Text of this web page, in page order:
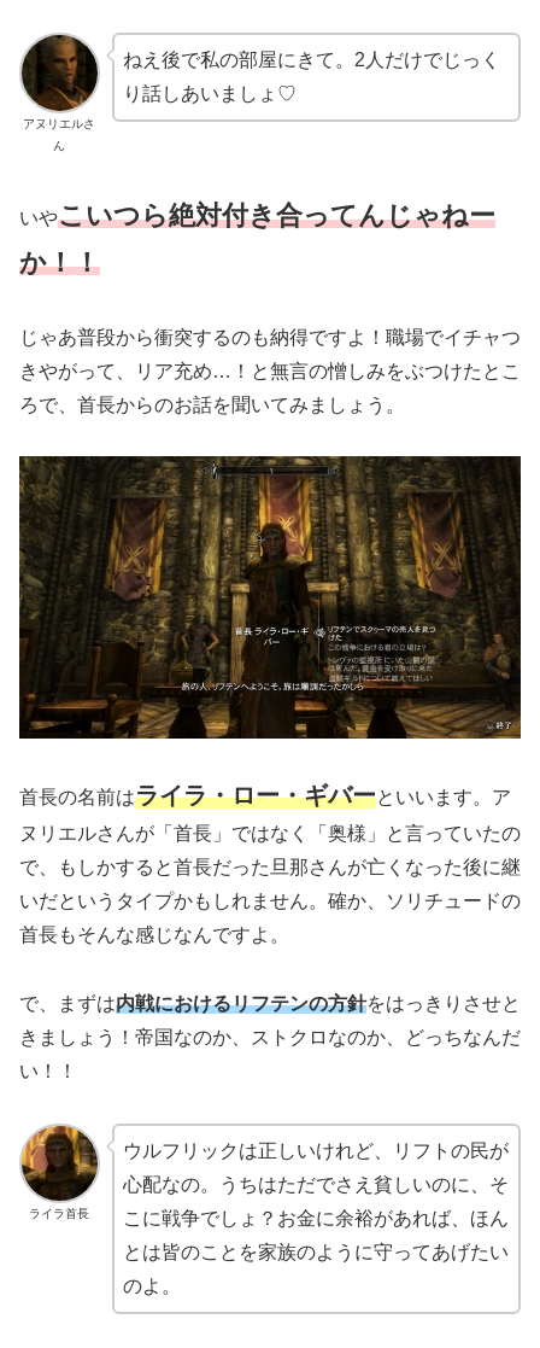
アヌリエルさ
ん
ねえ後で私の部屋にきて。2人だけでじっく
り話しあいましょ♡
いやこいつら絶対付き合ってんじゃねー
か！！
じゃあ普段から衝突するのも納得ですよ！職場でイチャつ
きやがって、リア充め…！と無言の憎しみをぶつけたとこ
ろで、首長からのお話を聞いてみましょう。
首長の名前はライラ・ロー・ギバーといいます。ア
ヌリエルさんが「首長」ではなく「奥様」と言っていたの
で、もしかすると首長だった旦那さんが亡くなった後に継
いだというタイプかもしれません。確か、ソリチュードの
首長もそんな感じなんですよ。
で、まずは内戦におけるリフテンの方針をはっきりさせと
きましょう！帝国なのか、ストクロなのか、どっちなんだ
い！！
ライラ首長
ウルフリックは正しいけれど、リフトの民が
心配なの。うちはただでさえ貧しいのに、そ
こに戦争でしょ？お金に余裕があれば、ほん
とは皆のことを家族のように守ってあげたい
のよ。